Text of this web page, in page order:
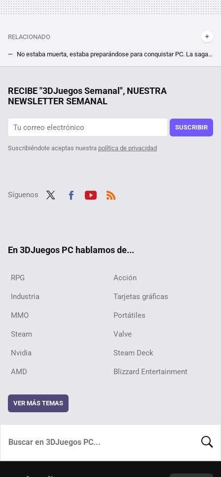
RELACIONADO
No estaba muerta, estaba preparándose para conquistar PC. La saga Anno regresa por todo alto con 117 Pax Romana
Ahorra más de 130 euros y hazte con juegos de Batman, The Walking y hasta Monkey Island gracias a esta oferta por tiempo limitado
RECIBE "3DJuegos Semanal", NUESTRA
NEWSLETTER SEMANAL
SUSCRIBIR
Suscribiéndote aceptas nuestra política de privacidad
Síguenos
En 3DJuegos PC hablamos de...
RPG Acción
Industria Tarjetas gráficas
MMO Portátiles
Steam Valve
Nvidia Steam Deck
AMD Blizzard Entertainment
VER MÁS TEMAS